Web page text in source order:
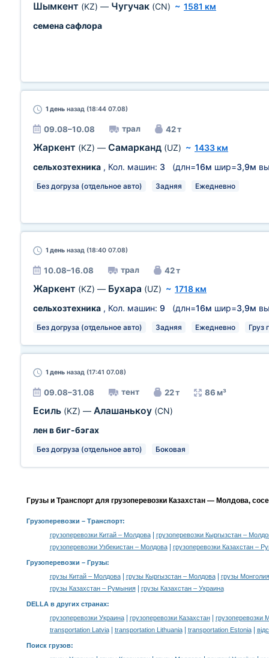
Шымкент (KZ) — Чугучак (CN) ~ 1581 км
семена сафлора
1 день назад (18:44 07.08)
09.08–10.08 трал 42 т
Жаркент (KZ) — Самарканд (UZ) ~ 1433 км
сельхозтехника , Кол. машин: 3 (длн=16м шир=3,9м
Без догруза (отдельное авто) Задняя Ежедневно
1 день назад (18:40 07.08)
10.08–16.08 трал 42 т
Жаркент (KZ) — Бухара (UZ) ~ 1718 км
сельхозтехника , Кол. машин: 9 (длн=16м шир=3,9м
Без догруза (отдельное авто) Задняя Ежедневно Груз
1 день назад (17:41 07.08)
09.08–31.08 тент 22 т 86 м³
Есиль (KZ) — Алашанькоу (CN)
лен в биг-бэгах
Без догруза (отдельное авто) Боковая
Грузы и Транспорт для грузоперевозки Казахстан — Молдова,
Грузоперевозки – Транспорт:
грузоперевозки Китай – Молдова|
грузоперевозки Кыргызстан –
грузоперевозки Узбекистан – Молдова| грузоперевозки Казахстан –
Грузоперевозки – Грузы:
грузы Китай – Молдова| грузы Кыргызстан – Молдова|
грузы
грузы Казахстан – Румыния| грузы Казахстан – Украина
DELLA в других странах:
грузоперевозки Украина| грузоперевозки Казахстан|
грузоперевозки
transportation Latvia| transportation Lithuania| transportation Estonia|
Поиск грузов: